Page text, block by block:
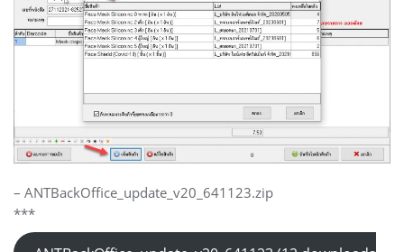
– ANTBackOffice_update_v20_641123.zip
***